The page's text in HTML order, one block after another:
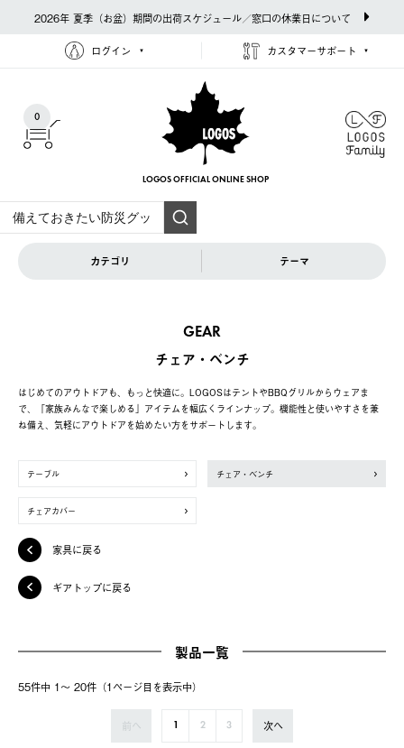
2026年 夏季（お盆）期間の出荷スケジュール／窓口の休業日について
ログイン カスタマーサポート
0
LOGOS OFFICIAL ONLINE SHOP
カテゴリ テーマ
GEAR
チェア・ベンチ
はじめてのアウトドアも、もっと快適に。LOGOSはテントやBBQグリルからウェアま
で、「家族みんなで楽しめる」アイテムを幅広くラインナップ。機能性と使いやすさを兼
ね備え、気軽にアウトドアを始めたい方をサポートします。
テーブル チェア・ベンチ
チェアカバー
家具に戻る
ギアトップに戻る
製品一覧
55件中 1〜 20件（1ページ⽬を表⽰中）
前へ 1 2 3 次へ